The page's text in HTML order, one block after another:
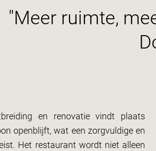
"Meer ruimte,
en renovatie vindt plaats
openblijft, wat een zorgvuldige en
Het restaurant wordt niet alleen